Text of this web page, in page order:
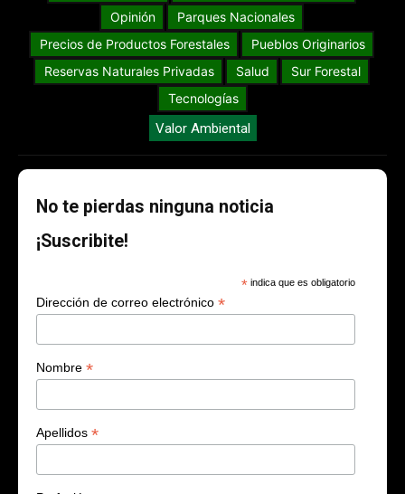
Opinión
Parques Nacionales
Precios de Productos Forestales
Pueblos Originarios
Reservas Naturales Privadas
Salud
Sur Forestal
Tecnologías
Valor Ambiental
No te pierdas ninguna noticia
¡Suscribite!
* indica que es obligatorio
Dirección de correo electrónico *
Nombre *
Apellidos *